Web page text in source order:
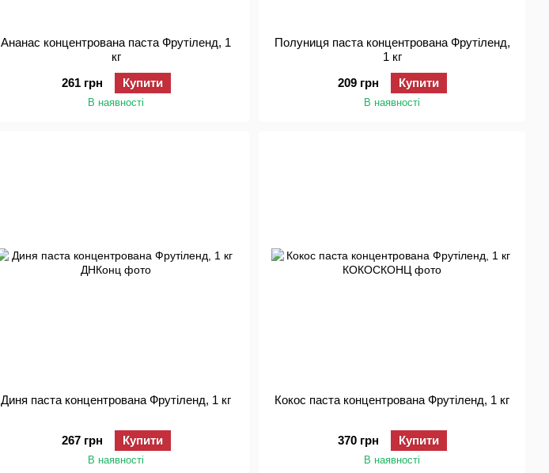
Ананас концентрована паста Фрутіленд, 1
кг
261 грн
Купити
В наявності
Полуниця паста концентрована Фрутіленд,
1 кг
209 грн
Купити
В наявності
Диня паста концентрована Фрутіленд, 1 кг
267 грн Купити
В наявності
Кокос паста концентрована Фрутіленд, 1 кг
370 грн Купити
В наявності